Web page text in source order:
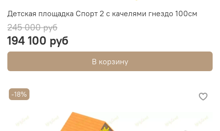
Детская площадка Спорт 2 с качелями гнездо 100см
245 000 руб
194 100 руб
В корзину
-18%